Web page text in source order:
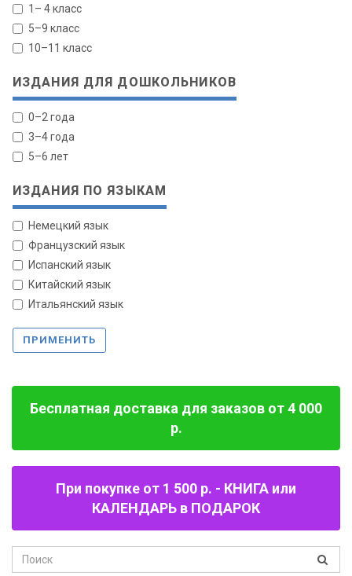
1– 4 класс
5–9 класс
10–11 класс
ИЗДАНИЯ ДЛЯ ДОШКОЛЬНИКОВ
0–2 года
3–4 года
5–6 лет
ИЗДАНИЯ ПО ЯЗЫКАМ
Немецкий язык
Французский язык
Испанский язык
Китайский язык
Итальянский язык
ПРИМЕНИТЬ
Бесплатная доставка для заказов от 4 000
р.
При покупке от 1 500 р. - КНИГА или
КАЛЕНДАРЬ в ПОДАРОК